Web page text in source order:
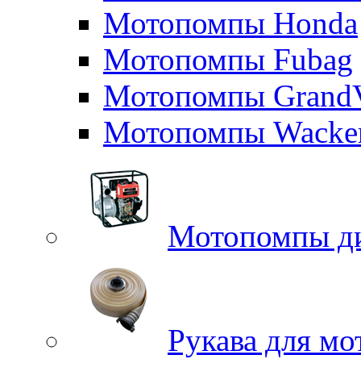
Мотопомпы Honda
Мотопомпы Fubag
Мотопомпы
Мотопомпы
Мотопомпы
Рукава для